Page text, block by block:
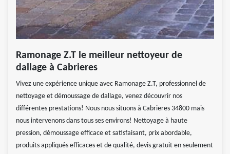
Ramonage Z.T le meilleur nettoyeur de
dallage à Cabrieres
Vivez une expérience unique avec Ramonage Z.T, professionnel de
nettoyage et démoussage de dallage, venez découvrir nos
différentes prestations! Nous nous situons à Cabrieres 34800 mais
nous intervenons dans tous ses environs! Nettoyage à haute
pression, démoussage efficace et satisfaisant, prix abordable,
produits appliqués efficaces et de qualité, devis gratuit en seulement